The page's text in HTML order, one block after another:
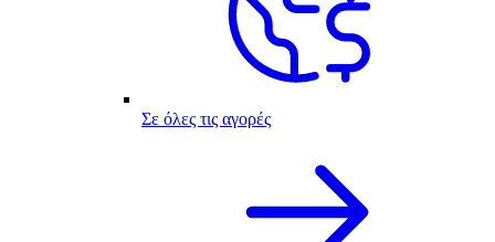
Σε όλες τις αγορές